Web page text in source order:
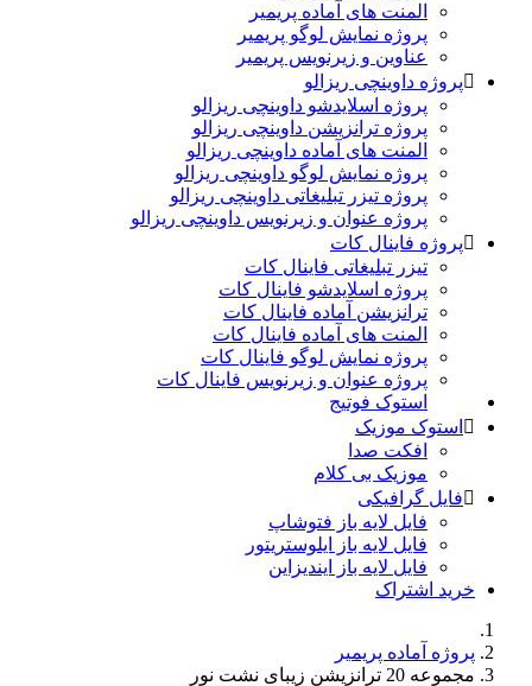
المنت های آماده پریمیر
پروژه نمایش لوگو پریمیر
عناوین و زیرنویس پریمیر
پروژه داوینچی ریزالو
پروژه اسلایدشو داوینچی ریزالو
پروژه ترانزیشن داوینچی ریزالو
المنت های آماده داوینچی ریزالو
پروژه نمایش لوگو داوینچی ریزالو
پروژه تیزر تبلیغاتی داوینچی ریزالو
پروژه عنوان و زیرنویس داوینچی ریزالو
پروژه فاینال کات
تیزر تبلیغاتی فاینال کات
پروژه اسلایدشو فاینال کات
ترانزیشن آماده فاینال کات
المنت های آماده فاینال کات
پروژه نمایش لوگو فاینال کات
پروژه عنوان و زیرنویس فاینال کات
استوک فوتیج
استوک موزیک
افکت صدا
موزیک بی کلام
فایل گرافیکی
فایل لایه باز فتوشاپ
فایل لایه باز ایلوستریتور
فایل لایه باز ایندیزاین
خرید اشتراک
پروژه آماده پریمیر
مجموعه 20 ترانزیشن زیبای نشت نور